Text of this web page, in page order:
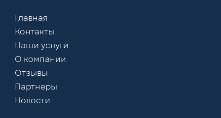
Главная
Контакты
Наши услуги
О компании
Отзывы
Партнеры
Новости